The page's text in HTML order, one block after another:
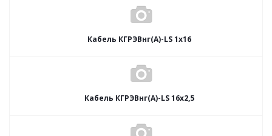
Кабель КГРЭВнг(А)-LS 1х16
Кабель КГРЭВнг(А)-LS 16х2,5